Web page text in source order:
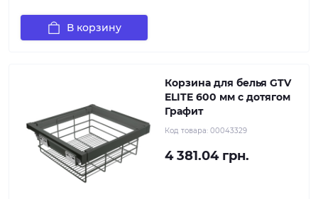
В корзину
Корзина для белья GTV
ELITE 600 мм с дотягом
Графит
Код товара: 00043329
4 381.04 грн.